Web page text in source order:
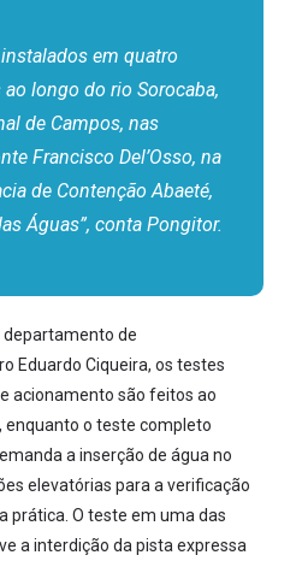
em quatro
longo do rio Sorocaba,
de Campos, nas
Francisco Del’Osso, na
de Contenção Abaeté,
Águas”, conta Pongitor.
departamento de
Eduardo Ciqueira, os testes
acionamento são feitos ao
enquanto o teste completo
a inserção de água no
elevatórias para a verificação
prática. O teste em uma das
a interdição da pista expressa